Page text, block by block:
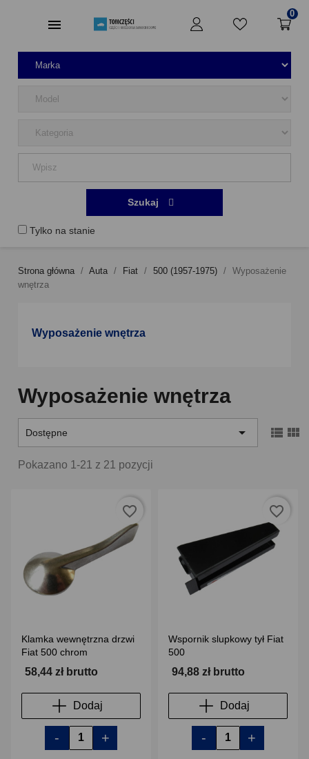
0
Tylko na stanie
Szukaj
Strona główna Auta Fiat 500 (1957-1975)
Wyposażenie
wnętrza
Wyposażenie wnętrza
Wyposażenie wnętrza
Dostępne   
Pokazano 1-21 z 21 pozycji
Klamka wewnętrzna drzwi
Fiat 500 chrom
58,44 zł brutto
Dodaj
- +
favorite_border
Wspornik slupkowy tył Fiat
500
94,88 zł brutto
Dodaj
- +
favorite_border